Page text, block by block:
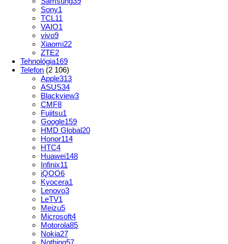
Sony1
TCL11
VAIO1
vivo9
Xiaomi22
ZTE2
Tehnológia169
Telefon (2 106)
Apple313
ASUS34
Blackview3
CMF8
Fujitsu1
Google159
HMD Global20
Honor114
HTC4
Huawei148
Infinix11
iQOO6
Kyocera1
Lenovo3
LeTV1
Meizu5
Microsoft4
Motorola85
Nokia27